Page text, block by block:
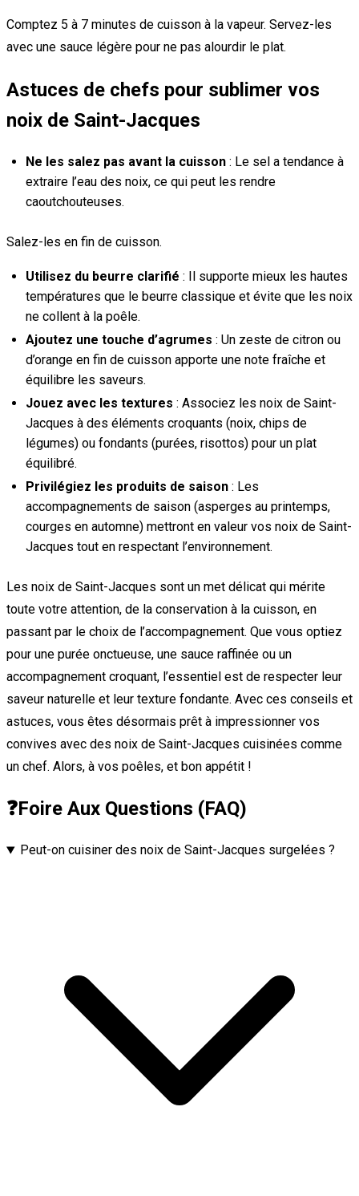
Comptez 5 à 7 minutes de cuisson à la vapeur. Servez-les
avec une sauce légère pour ne pas alourdir le plat.
Astuces de chefs pour sublimer vos
noix de Saint-Jacques
Ne les salez pas avant la cuisson : Le sel a tendance à
extraire l’eau des noix, ce qui peut les rendre
caoutchouteuses.
Salez-les en fin de cuisson.
Utilisez du beurre clarifié : Il supporte mieux les hautes
températures que le beurre classique et évite que les noix
ne collent à la poêle.
Ajoutez une touche d’agrumes : Un zeste de citron ou
d’orange en fin de cuisson apporte une note fraîche et
équilibre les saveurs.
Jouez avec les textures : Associez les noix de Saint-
Jacques à des éléments croquants (noix, chips de
légumes) ou fondants (purées, risottos) pour un plat
équilibré.
Privilégiez les produits de saison : Les
accompagnements de saison (asperges au printemps,
courges en automne) mettront en valeur vos noix de Saint-
Jacques tout en respectant l’environnement.
Les noix de Saint-Jacques sont un met délicat qui mérite
toute votre attention, de la conservation à la cuisson, en
passant par le choix de l’accompagnement. Que vous optiez
pour une purée onctueuse, une sauce raffinée ou un
accompagnement croquant, l’essentiel est de respecter leur
saveur naturelle et leur texture fondante. Avec ces conseils et
astuces, vous êtes désormais prêt à impressionner vos
convives avec des noix de Saint-Jacques cuisinées comme
un chef. Alors, à vos poêles, et bon appétit !
❓Foire Aux Questions (FAQ)
Peut-on cuisiner des noix de Saint-Jacques surgelées ?